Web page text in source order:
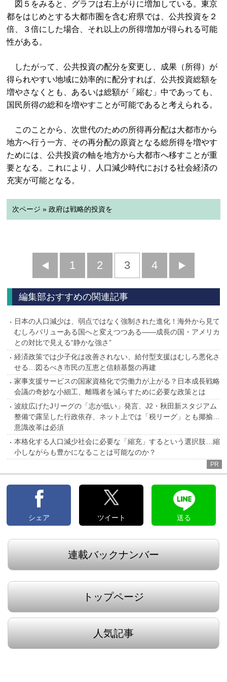
図５をみると、グラフは右上がりに増加している。東京
都をはじめとする大都市圏を含む府県では、公共投資を２
倍、３倍にした場合、それ以上の所得増加が得られる可能
性がある。
したがって、公共投資の配分を変更し、成果（所得）が
得られやすい地域に効率的に配分すれば、公共投資総額を
増やさなくとも、あるいは総額が「縮む」中であっても、
国民所得の総和を増やすことが可能であると考えられる。
このことから、次世代のための所得再分配は大都市から
地方へ行う一方、その再分配の原資となる総所得を増やす
ためには、公共投資の軸を地方から大都市へ移すことが重
要となる。これにより、人口減少時代における社会経済の
充実が可能となる。
次ページ » 政府は戦略的投資を
前
へ
1 2 3 4
へ
編集部おすすめの関連記事
日本の人口減少は、弱点ではなく強制された進化！海外から見て
むしろバリューある国へと変えつつある――成長の国・アメリカ
との対比で見える“静かな強さ”
経済政策では少子化は改善されない、給付型支援はむしろ悪化さ
せる…図るべき市民の互恵と信頼基盤の再建
家事支援サービスの国家資格化で労働力が上がる？日本成長戦略
会議の奇妙な小細工、離職者を減らすために必要な政策とは
波紋広げたJリーグの「志が低い」発言、J2・秋田新スタジアム
整備で露呈した行政依存、ネット上では「税リーグ」とも揶揄…
意識改革は必須
本格化する人口減少社会に必要な「縮充」するという選択肢…縮
小しながらも豊かになることは可能なのか？
PR
シェア ツイート 送る
連載バックナンバー
トップページ
人気記事